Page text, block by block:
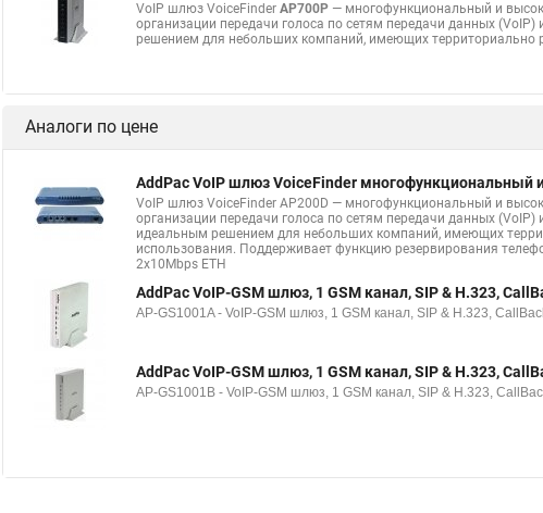
VoIP шлюз VoiceFinder AP700P — многофункциональный и
организации передачи голоса по сетям передачи данных
решением для небольших компаний, имеющих территориально
Аналоги по цене
AddPac VoIP шлюз VoiceFinder
VoIP шлюз VoiceFinder AP200D — многофункциональный и
организации передачи голоса по сетям передачи данных
идеальным решением для небольших компаний, имеющих
использования. Поддерживает функцию резервирования
2x10Mbps ETH
AddPac VoIP-GSM шлюз, 1 GSM канал, SIP & H.323,
AP-GS1001A - VoIP-GSM шлюз, 1 GSM канал, SIP & H.323,
AddPac VoIP-GSM шлюз, 1 GSM канал, SIP & H.323,
AP-GS1001B - VoIP-GSM шлюз, 1 GSM канал, SIP & H.323,